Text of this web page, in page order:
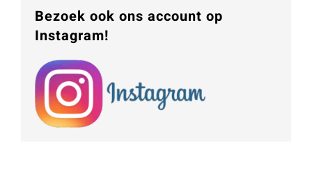
Bezoek ook ons account op
Instagram!